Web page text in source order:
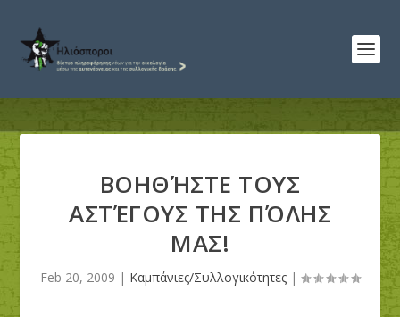
ΒΟΗΘΉΣΤΕ ΤΟΥΣ
ΑΣΤΈΓΟΥΣ ΤΗΣ ΠΌΛΗΣ
ΜΑΣ!
Feb 20, 2009 | Καμπάνιες/Συλλογικότητες |